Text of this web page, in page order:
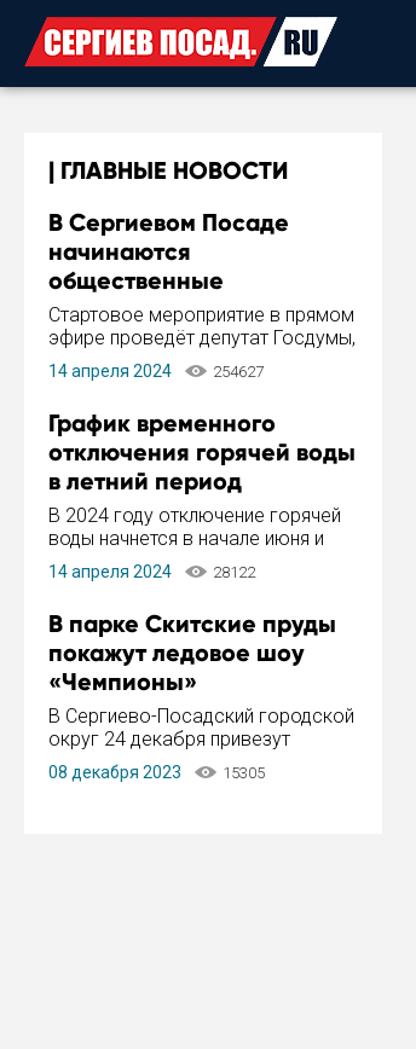
ГЛАВНЫЕ НОВОСТИ
В Сергиевом Посаде
начинаются
общественные
обсуждения Стратегии
развития города
Стартовое мероприятие в прямом
эфире проведёт депутат Госдумы,
инициатор и автор Концепции
развития Сергиева Посада и
Пахомов.
14 апреля 2024 254627
График временного
отключения горячей воды
в летний период
В 2024 году отключение горячей
воды начнется в начале июня и
завершится в конце августа.
Период отключения составит не
14 апреля 2024 28122
В парке Скитские пруды
покажут ледовое шоу
«Чемпионы»
В Сергиево-Посадский городской
округ 24 декабря привезут
ледовый тур «Чемпионы»
заслуженного мастера спорта,
08 декабря 2023 15305